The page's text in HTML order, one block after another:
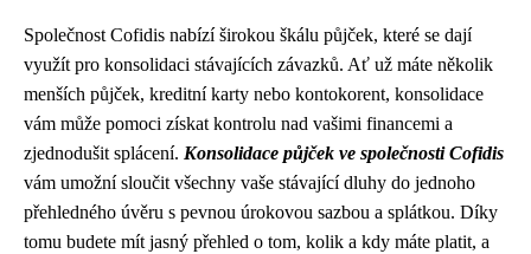
Společnost Cofidis nabízí širokou škálu půjček, které se dají
využít pro konsolidaci stávajících závazků. Ať už máte několik
menších půjček, kreditní karty nebo kontokorent, konsolidace
vám může pomoci získat kontrolu nad vašimi financemi a
zjednodušit splácení. Konsolidace půjček ve společnosti Cofidis
vám umožní sloučit všechny vaše stávající dluhy do jednoho
přehledného úvěru s pevnou úrokovou sazbou a splátkou. Díky
tomu budete mít jasný přehled o tom, kolik a kdy máte platit, a